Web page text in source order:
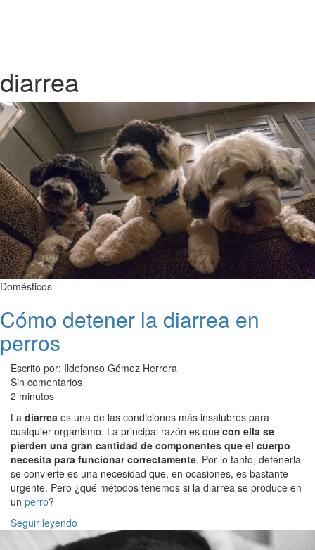
diarrea
Domésticos
Cómo detener la diarrea en
perros
Escrito por: Ildefonso Gómez Herrera
Sin comentarios
2 minutos
La diarrea es una de las condiciones más insalubres para
cualquier organismo. La principal razón es que con ella se
pierden una gran cantidad de componentes que el cuerpo
necesita para funcionar correctamente. Por lo tanto, detenerla
se convierte es una necesidad que, en ocasiones, es bastante
urgente. Pero ¿qué métodos tenemos si la diarrea se produce en
un perro?
Seguir leyendo